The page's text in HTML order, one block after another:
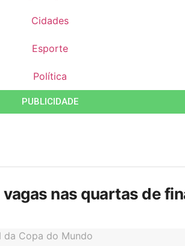
Cidades
Esporte
Política
PUBLICIDADE
nas quartas de